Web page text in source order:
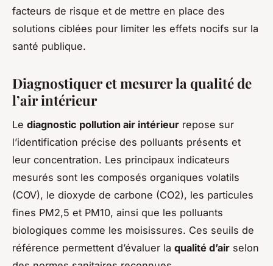
facteurs de risque et de mettre en place des
solutions ciblées pour limiter les effets nocifs sur la
santé publique.
Diagnostiquer et mesurer la qualité de
l’air intérieur
Le diagnostic pollution air intérieur repose sur
l’identification précise des polluants présents et
leur concentration. Les principaux indicateurs
mesurés sont les composés organiques volatils
(COV), le dioxyde de carbone (CO2), les particules
fines PM2,5 et PM10, ainsi que les polluants
biologiques comme les moisissures. Ces seuils de
référence permettent d’évaluer la qualité d’air selon